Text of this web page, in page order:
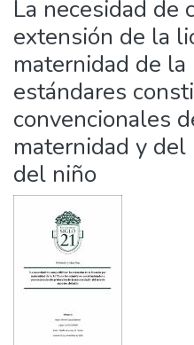
La necesidad de
extensión de la
maternidad de la
estándares
convencionales
maternidad y
del niño